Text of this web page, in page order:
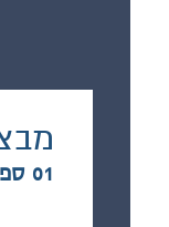
מבצע
01 ספט׳ 2026 - 01 נוב׳ 2026